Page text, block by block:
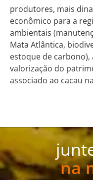
produtores, mais
econômico para a
ambientais
Mata Atlântica,
estoque de carbono),
valorização do
associado ao cacau
na